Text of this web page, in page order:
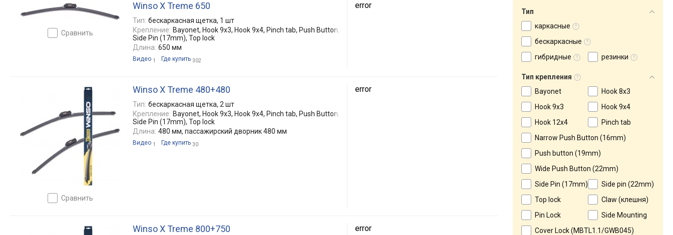
сравнить
Winso X Treme 650
Тип: бескаркасная щетка, 1 шт
Крепление: Bayonet, Hook 9x3, Hook 9x4, Pinch tab, Push Button,
Side Pin (17mm), Top lock
Длина: 650 мм
Видео 1 Где купить 302
error
сравнить
Winso X Treme 480+480
Тип: бескаркасная щетка, 2 шт
Крепление: Bayonet, Hook 9x3, Hook 9x4, Pinch tab, Push Button,
Side Pin (17mm), Top lock
Длина: 480 мм, пассажирский дворник 480 мм
Видео 1 Где купить 30
error
Winso X Treme 800+750 error
Тип
каркасные
бескаркасные
гибридные
резинки
Тип крепления
Bayonet
Hook 8x3
Hook 9x3
Hook 9х4
Hook 12x4
Pinch tab
Narrow Push Button (16mm)
Push button (19mm)
Wide Push Button (22mm)
Side Pin (17mm)
Side pin (22mm)
Top lock
Claw (клешня)
Pin Lock
Side Mounting
Сover Lock (MBTL1.1/GWB045)